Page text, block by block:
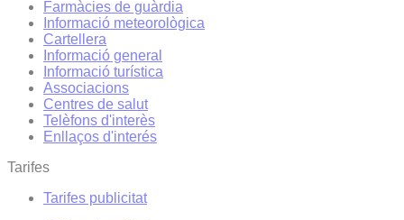
Farmàcies de guàrdia
Informació meteorològica
Cartellera
Informació general
Informació turística
Associacions
Centres de salut
Telèfons d'interès
Enllaços d'interés
Tarifes
Tarifes publicitat